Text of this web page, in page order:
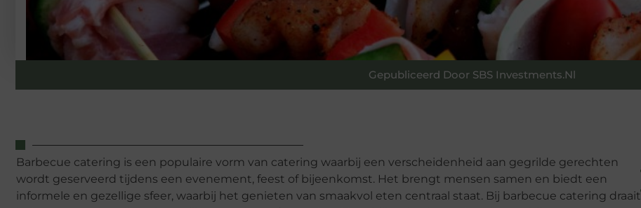
Gepubliceerd Door SBS Investments.nl
Barbecue catering is een populaire vorm van catering waarbij een verscheidenheid aan gegrilde gerechten
wordt geserveerd tijdens een evenement, feest of bijeenkomst. Het brengt mensen samen en biedt een
informele en gezellige sfeer, waarbij het genieten van smaakvol eten centraal staat. Bij barbecue catering draait